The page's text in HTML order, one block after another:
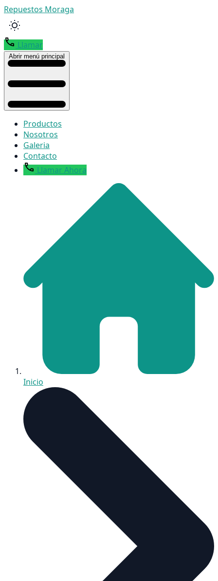
Repuestos Moraga
Llamar
Abrir menú principal
Productos
Nosotros
Galeria
Contacto
Llamar Ahora
Inicio